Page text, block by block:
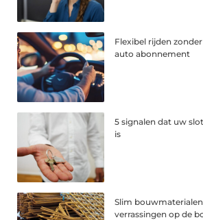
Flexibel rijden
auto abonnement
5 signalen dat uw
is
Slim
verrassingen op de